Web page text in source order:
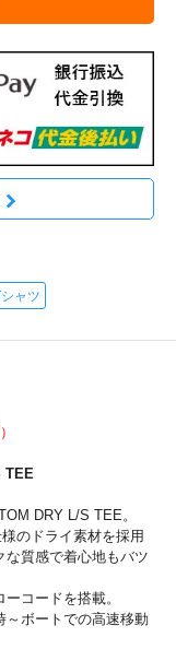
ャツ
TEE
DRY L/S TEE。
のドライ素材を採用
な質感で着心地もバツ
コードを搭載。
～ボートでの高速移動